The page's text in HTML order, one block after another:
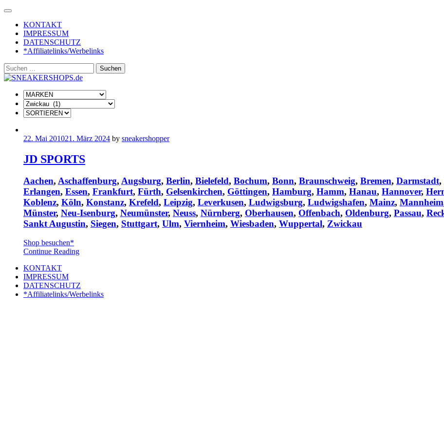
Skip
contentKONTAKT
IMPRESSUM
DATENSCHUTZ
*Affiliatelinks/Werbelinks
Suchen
nach:
22. Mai 201021. März 2024 by sneakershopper
JD SPORTS
Aachen, Aschaffenburg, Augsburg, Berlin, Bielefeld, Bochum, Bonn, Braunschweig, Bremen, Darmstadt,
Erlangen, Essen, Frankfurt, Fürth, Gelsenkirchen, Göttingen, Hamburg, Hamm, Hanau, Hannover,
Koblenz, Köln, Konstanz, Krefeld, Leipzig, Leverkusen, Ludwigsburg, Ludwigshafen, Mainz, Mannheim
Münster, Neu-Isenburg, Neumünster, Neuss, Nürnberg, Oberhausen, Offenbach, Oldenburg, Passau,
Sankt Augustin, Siegen, Stuttgart, Ulm, Viernheim, Wiesbaden, Wuppertal, Zwickau
Shop besuchen*
Continue Reading
KONTAKT
IMPRESSUM
DATENSCHUTZ
*Affiliatelinks/Werbelinks